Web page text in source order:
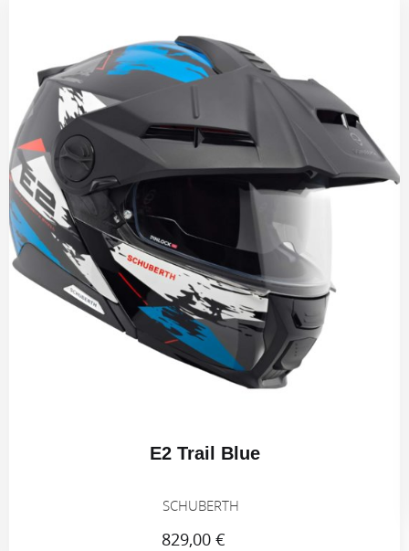
E2 Trail Blue
SCHUBERTH
829,00 €